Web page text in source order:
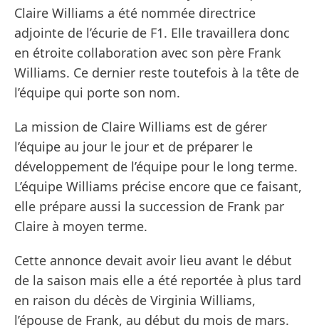
Claire Williams a été nommée directrice
adjointe de l’écurie de F1. Elle travaillera donc
en étroite collaboration avec son père Frank
Williams. Ce dernier reste toutefois à la tête de
l’équipe qui porte son nom.
La mission de Claire Williams est de gérer
l’équipe au jour le jour et de préparer le
développement de l’équipe pour le long terme.
L’équipe Williams précise encore que ce faisant,
elle prépare aussi la succession de Frank par
Claire à moyen terme.
Cette annonce devait avoir lieu avant le début
de la saison mais elle a été reportée à plus tard
en raison du décès de Virginia Williams,
l’épouse de Frank, au début du mois de mars.